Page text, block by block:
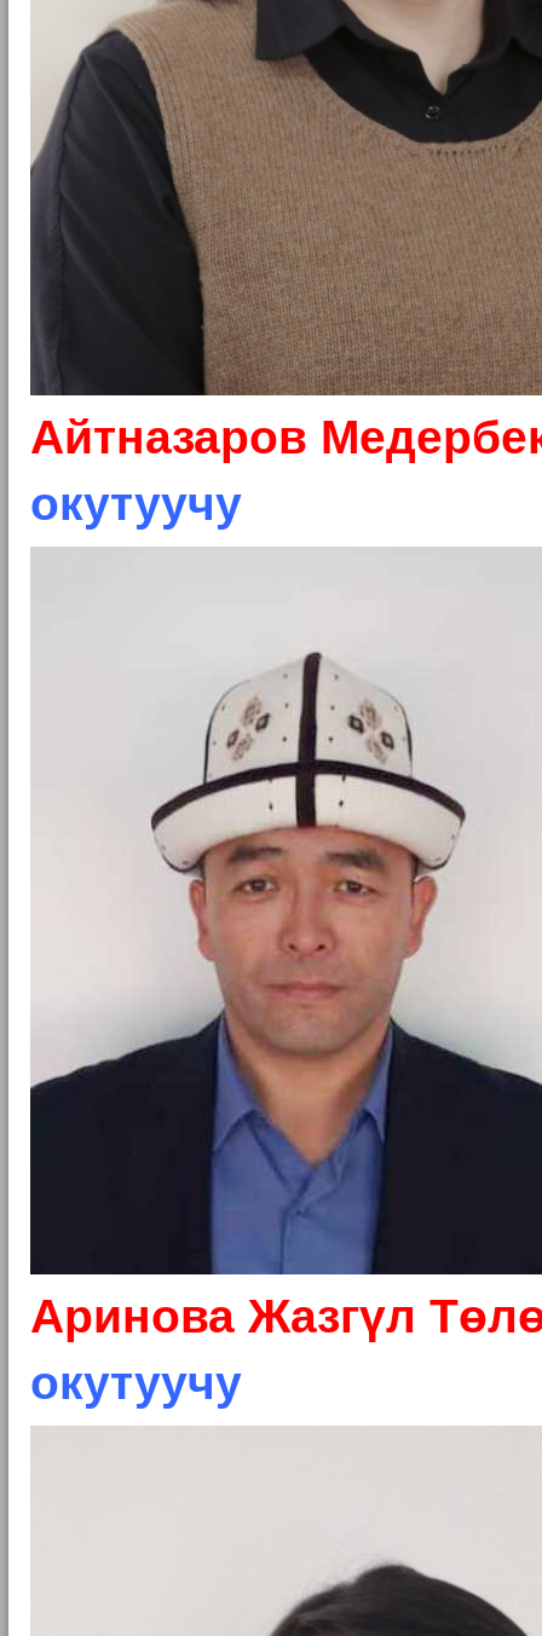
Айтназаров
окутуучу
Аринова Жазгүл
окутуучу